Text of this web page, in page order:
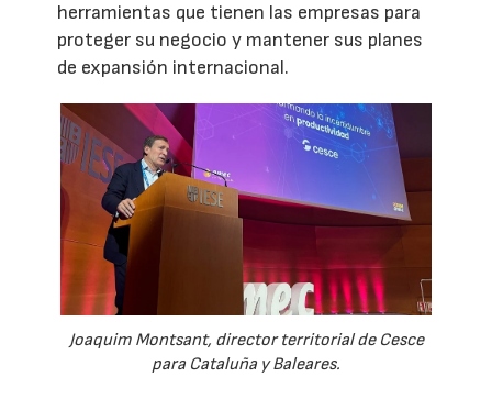
herramientas que tienen las empresas para
proteger su negocio y mantener sus planes
de expansión internacional.
Joaquim Montsant, director territorial de Cesce
para Cataluña y Baleares.